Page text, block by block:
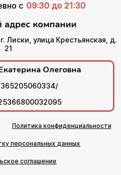
с 09:30 до 21:30
компании
Лиски, улица Крестьянская, д.
21
Олеговна
365205060334/
Политика конфиденциальности
персональных данных
соглашение